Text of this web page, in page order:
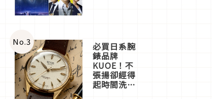
No.3 必買日系腕
錶品牌
KUOE！不
張揚卻經得
起時間洗鍊